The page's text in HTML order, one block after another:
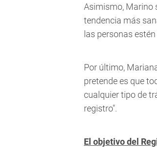
Asimismo, Marino
tendencia más
las personas
Por último,
pretende es que
cualquier tipo de
registro".
El objetivo del